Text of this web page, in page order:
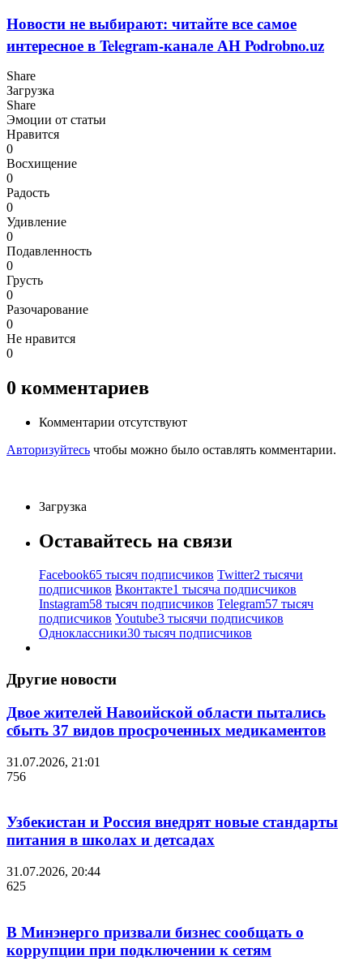
Новости не выбирают: читайте все самое
интересное в Telegram-канале АН Podrobno.uz
Share
Загрузка
Share
Эмоции от статьи
Нравится
0
Восхищение
0
Радость
0
Удивление
0
Подавленность
0
Грусть
0
Разочарование
0
Не нравится
0
0 комментариев
Комментарии отсутствуют
Авторизуйтесь чтобы можно было оставлять комментарии.
Загрузка
Оставайтесь на связи
Facebook65 тысяч подписчиков Twitter2 тысячи
подписчиков Вконтакте1 тысяча подписчиков
Instagram58 тысяч подписчиков Telegram57 тысяч
подписчиков Youtube3 тысячи подписчиков
Одноклассники30 тысяч подписчиков
Другие новости
Двое жителей Навоийской области пытались
сбыть 37 видов просроченных медикаментов
31.07.2026, 21:01
756
Узбекистан и Россия внедрят новые стандарты
питания в школах и детсадах
31.07.2026, 20:44
625
В Минэнерго призвали бизнес сообщать о
коррупции при подключении к сетям